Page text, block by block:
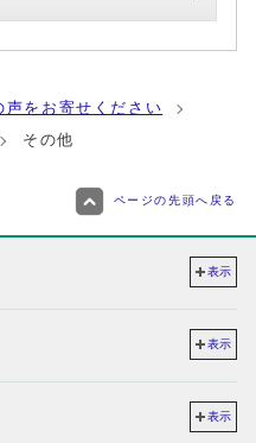
声をお寄せください
その他
ページの先頭へ戻る
表示
表示
表示